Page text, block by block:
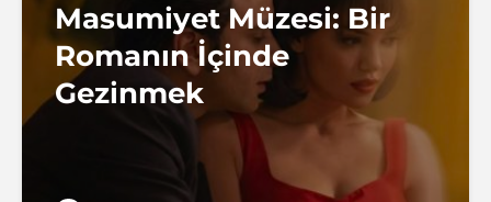
Masumiyet Müzesi: Bir
Romanın İçinde
Gezinmek